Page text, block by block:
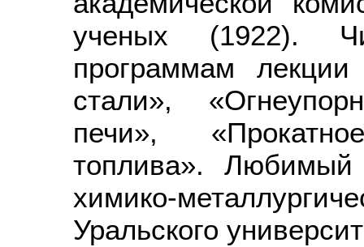
ученых (1922).
программам
стали»,
печи»,
топлива». Любимый
химико-
Уральского